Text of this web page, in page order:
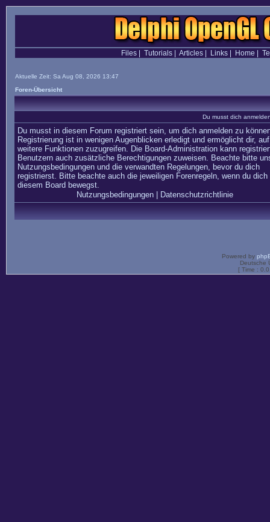
Files| Tutorials| Articles| Links| Home
Aktuelle Zeit: Sa Aug 08, 2026 13:47
Foren-Übersicht
Du musst dich
Du musst in diesem Forum registriert sein, um dich anmelden zu
Registrierung ist in wenigen Augenblicken erledigt und ermöglicht dir, auf
weitere Funktionen zuzugreifen. Die Board-Administration kann
Benutzern auch zusätzliche Berechtigungen zuweisen. Beachte bitte
Nutzungsbedingungen und die verwandten Regelungen, bevor du dich
registrierst. Bitte beachte auch die jeweiligen Forenregeln, wenn du dich
diesem Board bewegst.
Nutzungsbedingungen| Datenschutzrichtlinie
Powered by
Deutsche
[ Time :